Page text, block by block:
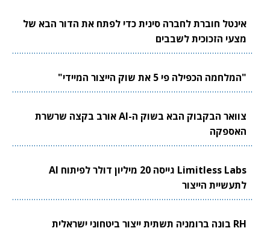
אינטל חוברת לחברה סינית כדי לפתח את הדור הבא של
מצעי הזכוכית לשבבים
"המלחמה הכפילה פי 5 את שוק הייצור המיידי"
צוואר הבקבוק הבא בשוק ה-AI אורב בקצה שרשרת
האספקה
Limitless Labs גייסה 20 מיליון דולר לפיתוח AI
לתעשיית הייצור
RH בונה ברומניה תשתית ייצור ביטחוני ישראלית